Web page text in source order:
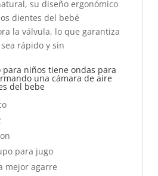
su diseño ergonómico
dientes del bebé
la válvula, lo que garantiza
rápido y sin
para niños tiene ondas para
una cámara de aire
del bebe
para jugo
mejor agarre